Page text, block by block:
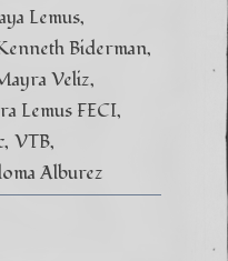
Lemus
Biderman
Veliz
Lemus FECI
VTB
Alburez